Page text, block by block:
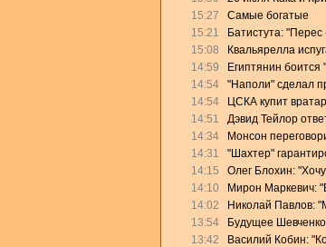
15:27
Самые богатые
15:21
Батистута: "Перес
15:08
Квальярелла
14:59
Египтянин
14:54
"Наполи" сделал
14:54
ЦСКА купит
14:51
Дэвид Тейлор
14:34
Монсон
14:31
"Шахтер"
14:15
Олег Блохин:
14:10
Мирон Маркевич:
14:02
Николай Павлов:
13:54
Будущее
13:42
Василий Кобин: